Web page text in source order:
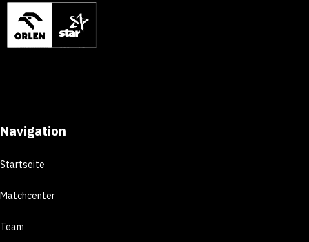
Navigation
Startseite
Matchcenter
Team